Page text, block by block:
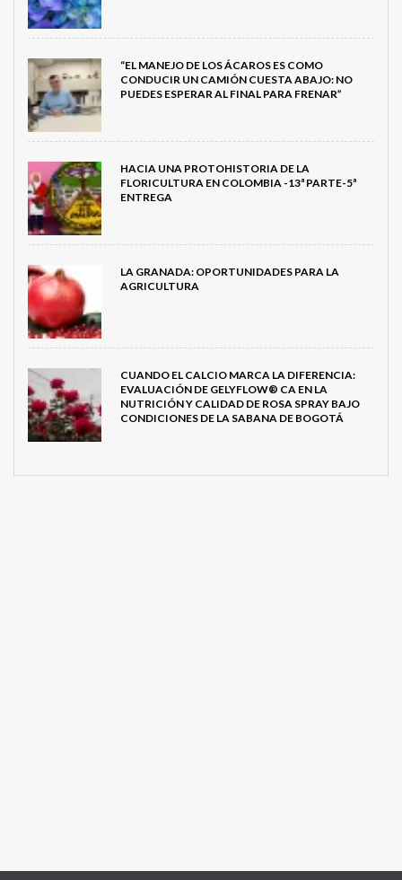
“EL MANEJO DE LOS ÁCAROS ES COMO
CONDUCIR UN CAMIÓN CUESTA ABAJO: NO
PUEDES ESPERAR AL FINAL PARA FRENAR”
HACIA UNA PROTOHISTORIA DE LA
FLORICULTURA EN COLOMBIA -13ª PARTE-5ª
ENTREGA
LA GRANADA: OPORTUNIDADES PARA LA
AGRICULTURA
CUANDO EL CALCIO MARCA LA DIFERENCIA:
EVALUACIÓN DE GELYFLOW® CA EN LA
NUTRICIÓN Y CALIDAD DE ROSA SPRAY BAJO
CONDICIONES DE LA SABANA DE BOGOTÁ